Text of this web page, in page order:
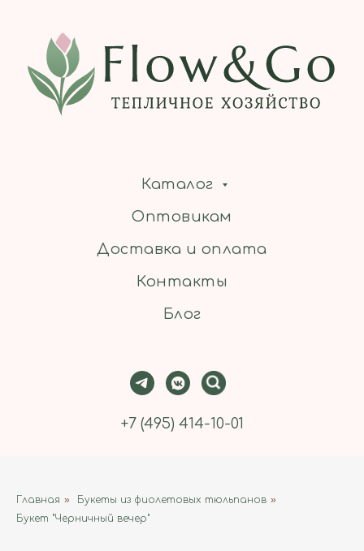
Каталог
Оптовикам
Доставка и оплата
Контакты
Блог
+7 (495) 414-10-01
Главная » Букеты из фиолетовых тюльпанов »
Букет "Черничный вечер"